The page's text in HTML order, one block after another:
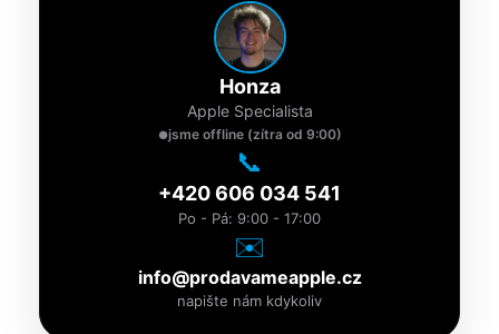
Honza
Apple Specialista
●jsme offline (zítra od 9:00)
📞
+420 606 034 541
Po - Pá: 9:00 - 17:00
✉️
info@prodavameapple.cz
napište nám kdykoliv